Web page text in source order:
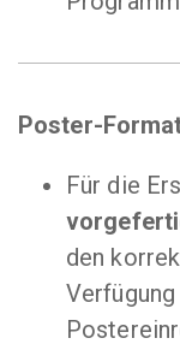
Poster-
Für die
den